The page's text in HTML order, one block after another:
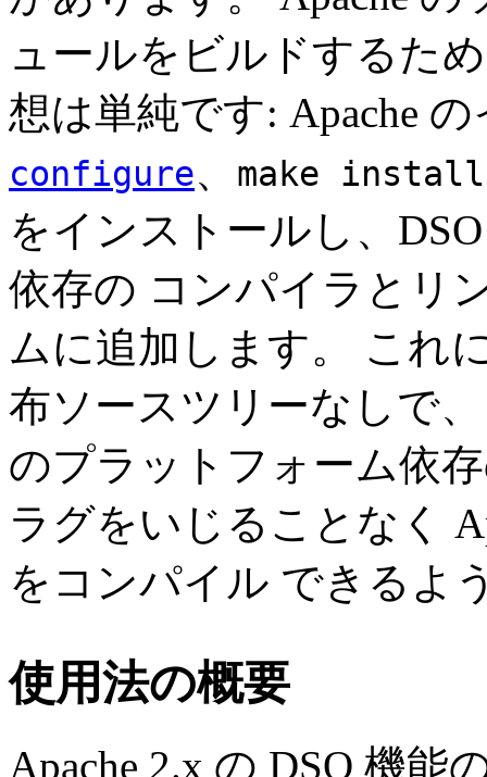
ュールをビルドするた
想は単純です: Apache
configure、 make install
をインストールし、
依存の コンパイラとリ
ムに追加します。 これ
布ソースツリーなしで
のプラットフォーム依
ラグをいじることなく
をコンパイル できるよ
使用法の概要
Apache 2.x の DSO 機